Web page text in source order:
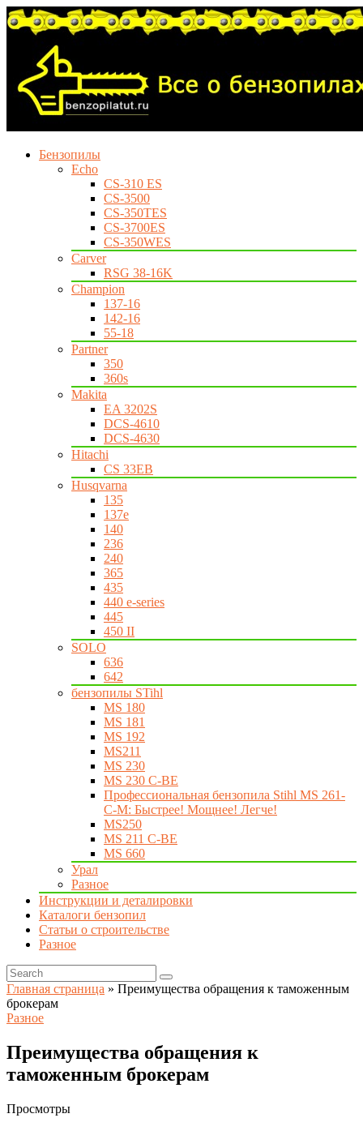
Бензопилы
Echo
CS-310 ES
CS-3500
CS-350TES
CS-3700ES
CS-350WES
Carver
RSG 38-16K
Champion
137-16
142-16
55-18
Partner
350
360s
Makita
EA 3202S
DCS-4610
DCS-4630
Hitachi
CS 33EB
Husqvarna
135
137e
140
236
240
365
435
440 e-series
445
450 II
SOLO
636
642
бензопилы STihl
MS 180
MS 181
MS 192
MS211
MS 230
MS 230 C-BE
Профессиональная бензопила Stihl MS 261-
C-M: Быстрее! Мощнее! Легче!
MS250
MS 211 C-BE
MS 660
Урал
Разное
Инструкции и деталировки
Каталоги бензопил
Статьи о строительстве
Разное
Главная страница » Преимущества обращения к таможенным
брокерам
Разное
Преимущества обращения к
таможенным брокерам
Просмотры